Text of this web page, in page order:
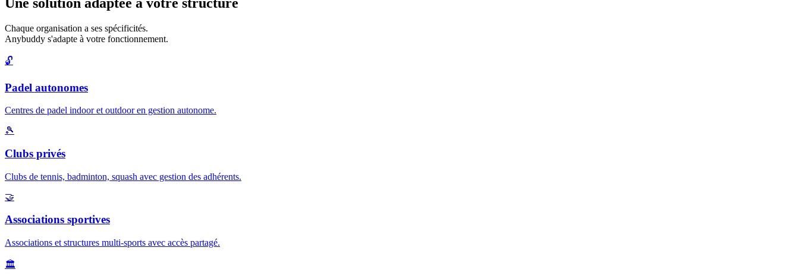
Chaque organisation a ses spécificités.
Anybuddy s'adapte à votre fonctionnement.
🔓
Padel autonomes
Centres de padel indoor et outdoor en gestion autonome.
🎾
Clubs privés
Clubs de tennis, badminton, squash avec gestion des adhérents.
🤝
Associations sportives
Associations et structures multi-sports avec accès partagé.
🏛️